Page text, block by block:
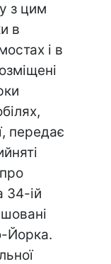
з цим
в
і в
передає
34-ій
Йорка.